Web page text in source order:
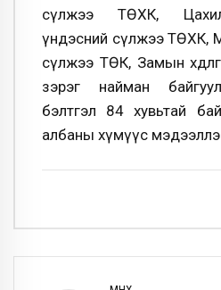
сүлжээ ТӨХК,
үндэсний сүлжээ ТӨХК,
сүлжээ ТӨК, Замын
зэрэг найман
бэлтгэл 84 хувьтай
албаны хүмүүс